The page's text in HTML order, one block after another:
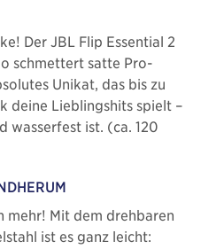
Der JBL Flip Essential 2
schmettert satte Pro-
Unikat, das bis zu
deine Lieblingshits spielt –
wasserfest ist. (ca. 120
mehr! Mit dem drehbaren
ist es ganz leicht: